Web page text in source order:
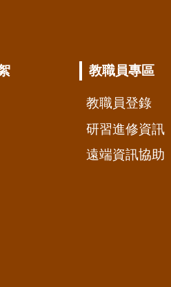
教職員專區
教職員登錄
研習進修資訊
遠端資訊協助